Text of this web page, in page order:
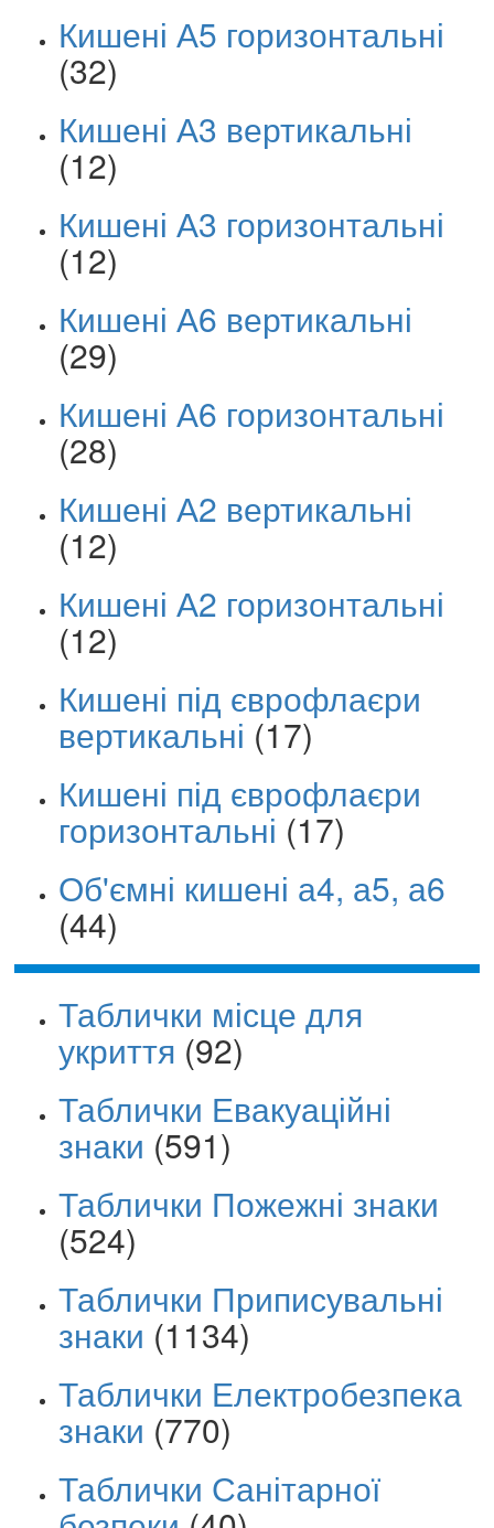
Кишені А5 горизонтальні
(32)
Кишені А3 вертикальні
(12)
Кишені А3 горизонтальні
(12)
Кишені А6 вертикальні
(29)
Кишені А6 горизонтальні
(28)
Кишені А2 вертикальні
(12)
Кишені А2 горизонтальні
(12)
Кишені під єврофлаєри
вертикальні (17)
Кишені під єврофлаєри
горизонтальні (17)
Об'ємні кишені а4, а5, а6
(44)
Таблички місце для
укриття (92)
Таблички Евакуаційні
знаки (591)
Таблички Пожежні знаки
(524)
Таблички Приписувальні
знаки (1134)
Таблички Електробезпека
знаки (770)
Таблички Санітарної